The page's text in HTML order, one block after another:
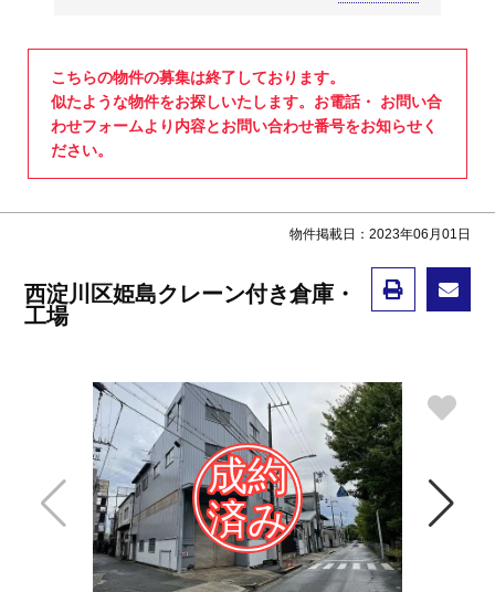
こちらの物件の募集は終了しております。
似たような物件をお探しいたします。お電話・ お問い合
わせフォームより内容とお問い合わせ番号をお知らせく
ださい。
物件掲載日：2023年06月01日
西淀川区姫島クレーン付き倉庫・
工場